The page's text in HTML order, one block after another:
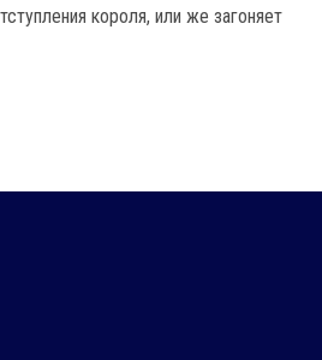
короля, или же загоняет